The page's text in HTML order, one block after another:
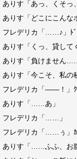
ありす「あっ、くそっ
ありす「どこにこん
フレデリカ「……♪」ﾄﾞ
ありす「くっ、貸して
ありす「負けません
ありす「今こそ、私
フレデリカ「――！」ｸ
ありす「……あ」
フレデリカ「……」
フレデリカ「……ぅ」
ありす「……ふふ、お